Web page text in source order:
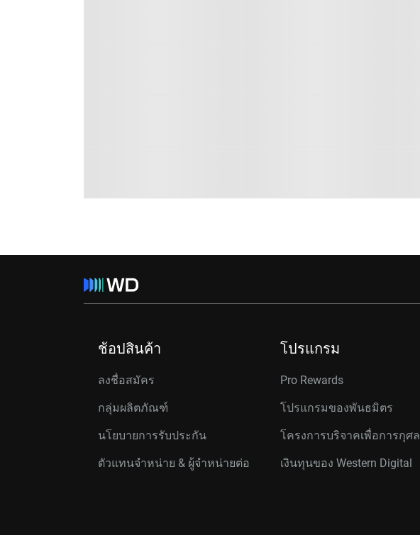
ช้อปสินค้า
ลงชื่อสมัคร
กลุ่มผลิตภัณฑ์
นโยบายการรับประกัน
ตัวแทนจำหน่าย & ผู้จำหน่ายต่อ
โปรแกรม
Pro Rewards
โปรแกรมของพันธมิตร
โครงการบริจาคเพื่อการกุศล
เงินทุนของ Western Digital